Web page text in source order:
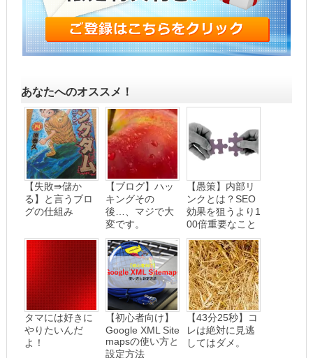
あなたへのオススメ！
【失敗⇛儲か
る】と言うブロ
グの仕組み
【ブログ】ハッ
キングその
後…、マジで大
変です。
【愚策】内部リ
ンクとは？SEO
効果を狙うより1
00倍重要なこと
タマには好きに
やりたいんだ
よ！
【初心者向け】
Google XML Site
mapsの使い方と
設定方法
【43分25秒】コ
レは絶対に見逃
してはダメ。